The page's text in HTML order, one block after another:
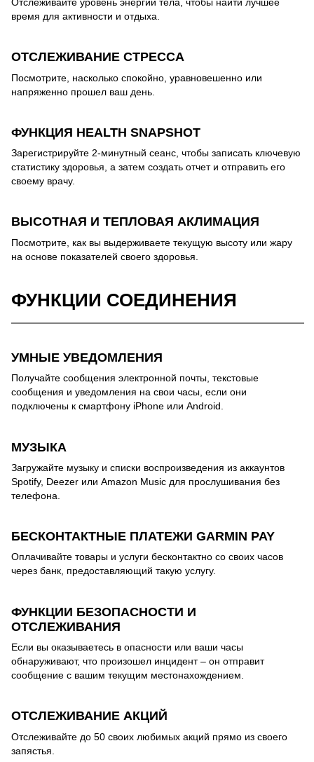
время для активности и отдыха.
ОТСЛЕЖИВАНИЕ СТРЕССА
Посмотрите, насколько спокойно, уравновешенно или
напряженно прошел ваш день.
ФУНКЦИЯ HEALTH SNAPSHOT
Зарегистрируйте 2-минутный сеанс, чтобы записать ключевую
статистику здоровья, а затем создать отчет и отправить его
своему врачу.
ВЫСОТНАЯ И ТЕПЛОВАЯ АКЛИМАЦИЯ
Посмотрите, как вы выдерживаете текущую высоту или жару
на основе показателей своего здоровья.
ФУНКЦИИ СОЕДИНЕНИЯ
УМНЫЕ УВЕДОМЛЕНИЯ
Получайте сообщения электронной почты, текстовые
сообщения и уведомления на свои часы, если они
подключены к смартфону iPhone или Android.
МУЗЫКА
Загружайте музыку и списки воспроизведения из аккаунтов
Spotify, Deezer или Amazon Music для прослушивания без
телефона.
БЕСКОНТАКТНЫЕ ПЛАТЕЖИ GARMIN PAY
Оплачивайте товары и услуги бесконтактно со своих часов
через банк, предоставляющий такую услугу.
ФУНКЦИИ БЕЗОПАСНОСТИ И
ОТСЛЕЖИВАНИЯ
Если вы оказываетесь в опасности или ваши часы
обнаруживают, что произошел инцидент – он отправит
сообщение с вашим текущим местонахождением.
ОТСЛЕЖИВАНИЕ АКЦИЙ
Отслеживайте до 50 своих любимых акций прямо из своего
запястья.